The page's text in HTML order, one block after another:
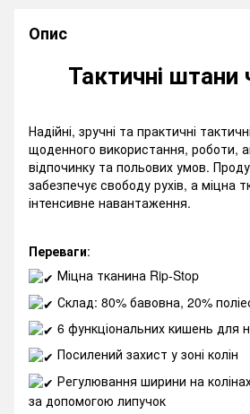
Опис
Тактичні штани
Надійні, зручні та практичні
щоденного використання, роботи,
відпочинку та польових умов.
забезпечує свободу рухів, а міцна
інтенсивне навантаження.
Переваги:
Міцна тканина Rip-Stop
Склад: 80% бавовна, 20%
6 функціональних кишень для
Посилений захист у зоні колін
Регулювання ширини на
за допомогою липучок